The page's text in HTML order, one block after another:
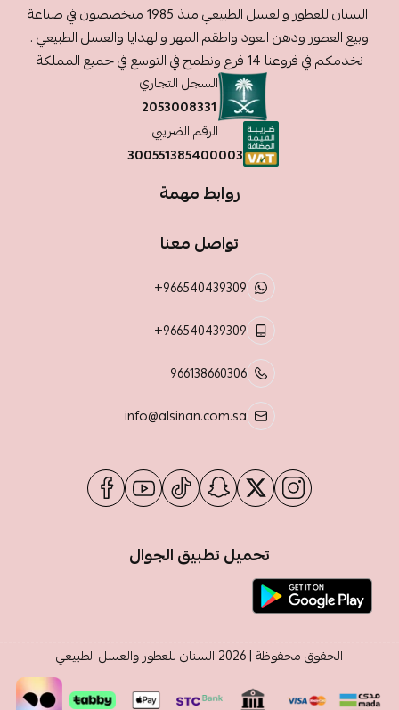
السنان للعطور والعسل الطبيعي منذ 1985 متخصصون في صناعة
وبيع العطور ودهن العود واطقم المهر والهدايا والعسل الطبيعي .
نخدمكم في فروعنا 14 فرع ونطمح في التوسع في جميع المملكة
السجل التجاري
2053008331
الرقم الضريبي
300551385400003
روابط مهمة
تواصل معنا
+966540439309
+966540439309
966138660306
info@alsinan.com.sa
تحميل تطبيق الجوال
الحقوق محفوظة | 2026 السنان للعطور والعسل الطبيعي